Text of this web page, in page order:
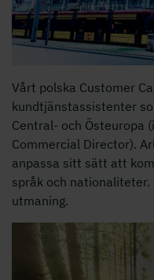
Vårt polska Customer
kundtjänstassistenter
Central- och Östeuropa
Commercial Director).
anpassa sitt sätt att
språk och
utmaning.